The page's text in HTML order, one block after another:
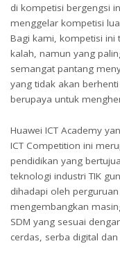
di kompetisi bergengsi
menggelar kompetisi
Bagi kami, kompetisi ini
kalah, namun yang
semangat pantang
yang tidak akan
berupaya untuk
Huawei ICT Academy
ICT Competition ini
pendidikan yang
teknologi industri TIK
dihadapi oleh
mengembangkan
SDM yang sesuai
cerdas, serba digital